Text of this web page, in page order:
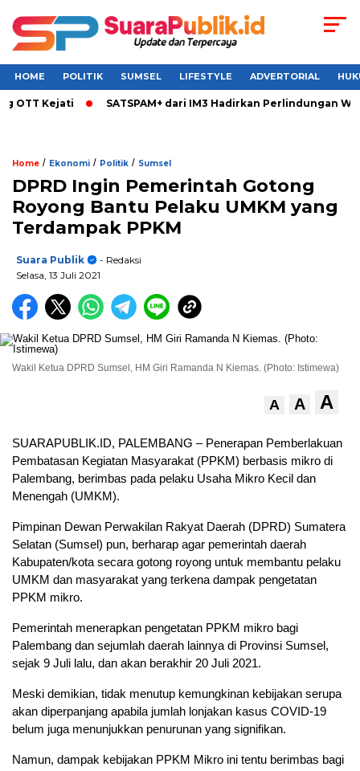
HOME POLITIK SUMSEL LIFESTYLE ADVERTORIAL
Kejati SATSPAM+ dari IM3 Hadirkan Perlindungan
Home / Ekonomi / Politik / Sumsel
DPRD Ingin Pemerintah Gotong
Royong Bantu Pelaku UMKM yang
Terdampak PPKM
Suara Publik
- Redaksi
Selasa, 13 Juli 2021
Wakil Ketua DPRD Sumsel, HM Giri Ramanda N Kiemas. (Photo: Istimewa)
A A A
SUARAPUBLIK.ID, PALEMBANG – Penerapan Pemberlakuan
Pembatasan Kegiatan Masyarakat (PPKM) berbasis mikro di
Palembang, berimbas pada pelaku Usaha Mikro Kecil dan
Menengah (UMKM).
Pimpinan Dewan Perwakilan Rakyat Daerah (DPRD) Sumatera
Selatan (Sumsel) pun, berharap agar pemerintah daerah
Kabupaten/kota secara gotong royong untuk membantu pelaku
UMKM dan masyarakat yang terkena dampak pengetatan
PPKM mikro.
Pemerintah menerapkan pengetatan PPKM mikro bagi
Palembang dan sejumlah daerah lainnya di Provinsi Sumsel,
sejak 9 Juli lalu, dan akan berakhir 20 Juli 2021.
Meski demikian, tidak menutup kemungkinan kebijakan serupa
akan diperpanjang apabila jumlah lonjakan kasus COVID-19
belum juga menunjukkan penurunan yang signifikan.
Namun, dampak kebijakan PPKM Mikro ini tentu berimbas bagi